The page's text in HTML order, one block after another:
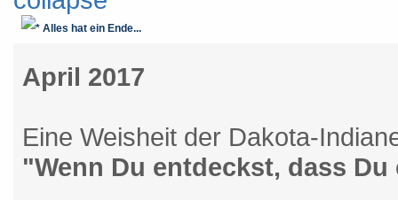
Alles hat ein Ende...
April 2017
Eine Weisheit der Dakota-
"Wenn Du entdeckst, dass